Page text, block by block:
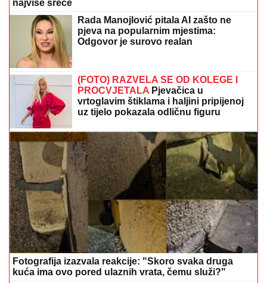
najviše sreće
Rada Manojlović pitala AI zašto ne
pjeva na popularnim mjestima:
Odgovor je surovo realan
(FOTO) RAZVELA SE OD KOLEGE I
PROCVJETALA Pjevačica u
vrtoglavim štiklama i haljini pripijenoj
uz tijelo pokazala odličnu figuru
Fotografija izazvala reakcije: "Skoro svaka druga
kuća ima ovo pored ulaznih vrata, čemu služi?"